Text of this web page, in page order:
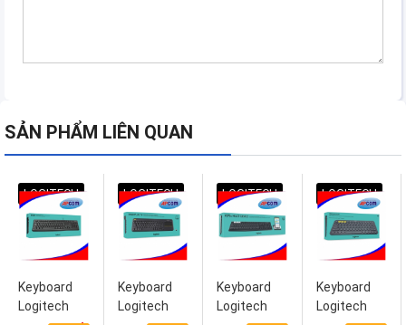
SẢN PHẨM LIÊN QUAN
LOGITECH
Keyboard
Logitech
LOGITECH
Keyboard
Logitech
LOGITECH
Keyboard
Logitech
LOGITECH
Keyboard
Logitech